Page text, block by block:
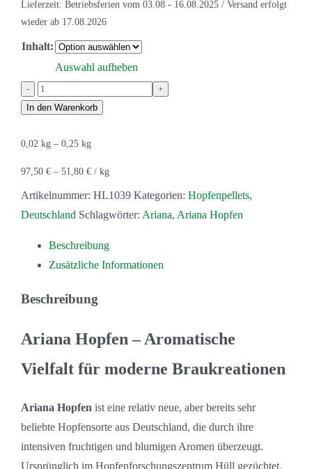
Lieferzeit: Betriebsferien vom 03.08 - 16.08.2025 / Versand erfolgt
wieder ab 17.08.2026
Inhalt:
Auswahl aufheben
Ariana
Hopfen
In den Warenkorb
0,02 kg – 0,25 kg
97,50 € – 51,80 € / kg
Artikelnummer: HL1039 Kategorien: Hopfenpellets,
Deutschland Schlagwörter: Ariana, Ariana Hopfen
Beschreibung
Zusätzliche Informationen
Beschreibung
Ariana Hopfen – Aromatische
Vielfalt für moderne Braukreationen
Ariana Hopfen ist eine relativ neue, aber bereits sehr
beliebte Hopfensorte aus Deutschland, die durch ihre
intensiven fruchtigen und blumigen Aromen überzeugt.
Ursprünglich im Hopfenforschungszentrum Hüll gezüchtet,